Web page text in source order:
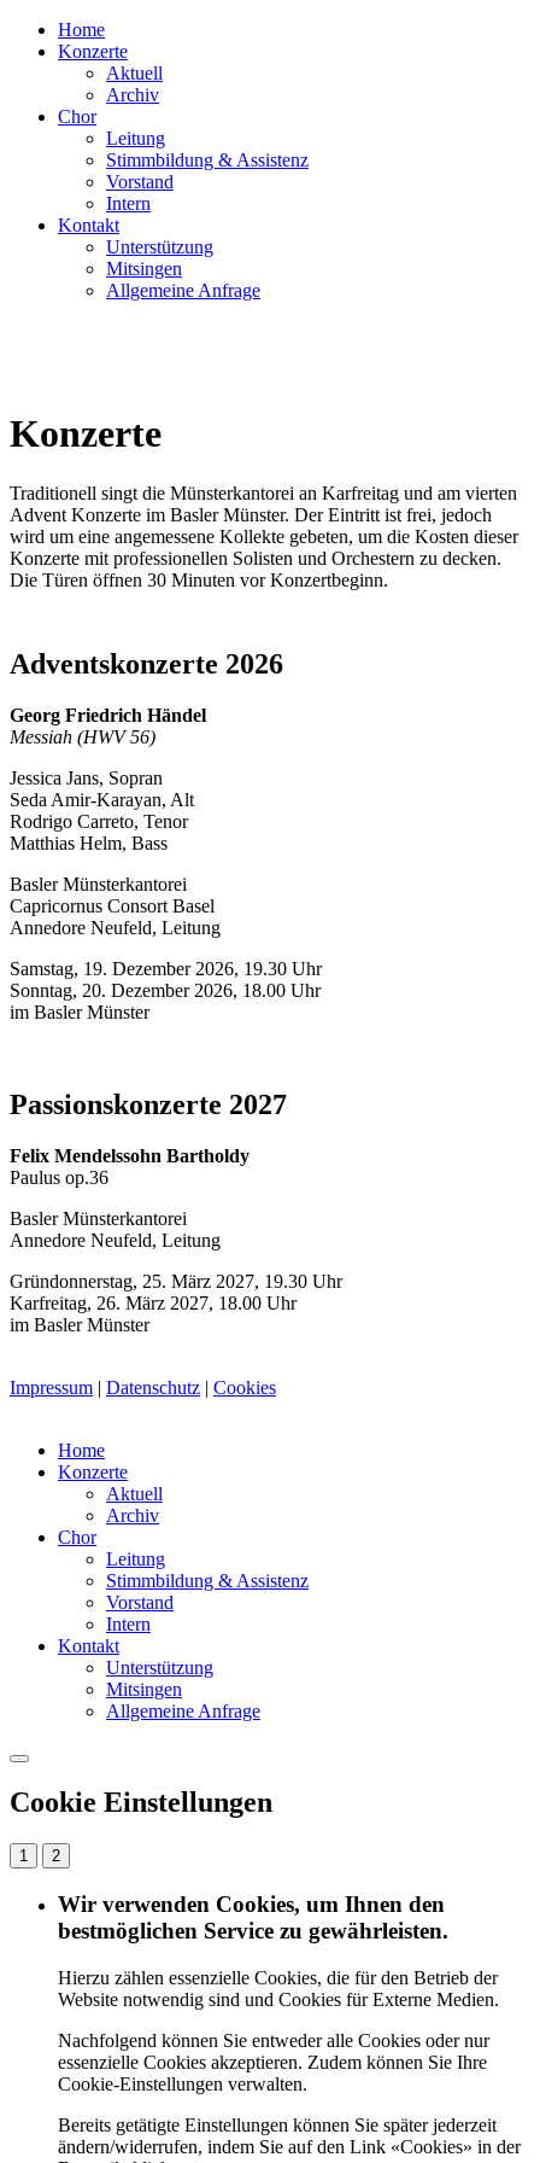
Home
Konzerte
Aktuell
Archiv
Chor
Leitung
Stimmbildung & Assistenz
Vorstand
Intern
Kontakt
Unterstützung
Mitsingen
Allgemeine Anfrage
Konzerte
Traditionell singt die Münsterkantorei an Karfreitag und am vierten
Advent Konzerte im Basler Münster. Der Eintritt ist frei, jedoch
wird um eine angemessene Kollekte gebeten, um die Kosten dieser
Konzerte mit professionellen Solisten und Orchestern zu decken.
Die Türen öffnen 30 Minuten vor Konzertbeginn.
Adventskonzerte 2026
Georg Friedrich Händel
Messiah (HWV 56)
Jessica Jans, Sopran
Seda Amir-Karayan, Alt
Rodrigo Carreto, Tenor
Matthias Helm, Bass
Basler Münsterkantorei
Capricornus Consort Basel
Annedore Neufeld, Leitung
Samstag, 19. Dezember 2026, 19.30 Uhr
Sonntag, 20. Dezember 2026, 18.00 Uhr
im Basler Münster
Passionskonzerte 2027
Felix Mendelssohn Bartholdy
Paulus op.36
Basler Münsterkantorei
Annedore Neufeld, Leitung
Gründonnerstag, 25. März 2027, 19.30 Uhr
Karfreitag, 26. März 2027, 18.00 Uhr
im Basler Münster
Impressum | Datenschutz | Cookies
Home
Konzerte
Aktuell
Archiv
Chor
Leitung
Stimmbildung & Assistenz
Vorstand
Intern
Kontakt
Unterstützung
Mitsingen
Allgemeine Anfrage
Cookie Einstellungen
1 2
Wir verwenden Cookies, um Ihnen den
bestmöglichen Service zu gewährleisten.
Hierzu zählen essenzielle Cookies, die für den Betrieb der
Website notwendig sind und Cookies für Externe Medien.
Nachfolgend können Sie entweder alle Cookies oder nur
essenzielle Cookies akzeptieren. Zudem können Sie Ihre
Cookie-Einstellungen verwalten.
Bereits getätigte Einstellungen können Sie später jederzeit
ändern/widerrufen, indem Sie auf den Link «Cookies» in der